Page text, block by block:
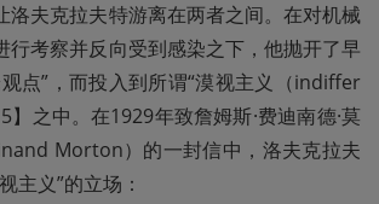
洛夫克拉夫特游离在两者之间。在对机械
行考察并反向受到感染之下，他抛开了早
点”，而投入到所谓“漠视主义（indiffer
】之中。在1929年致詹姆斯·费迪南德·莫
Morton）的一封信中，洛夫克拉夫
主义”的立场：